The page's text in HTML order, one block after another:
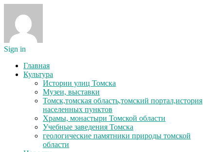
Sign in
Главная
Культура
Истории улиц Томска
Музеи, выставки
Томск,томская область,томский портал,история
населенных пунктов
Храмы, монастыри Томской области
Учебные заведения Томска
геологические памятники природы томской
области